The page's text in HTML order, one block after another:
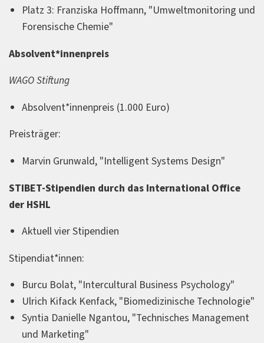
Platz 3: Franziska Hoffmann, "Umweltmonitoring und
Forensische Chemie"
Absolvent*innenpreis
WAGO Stiftung
Absolvent*innenpreis (1.000 Euro)
Preisträger:
Marvin Grunwald, "Intelligent Systems Design"
STIBET-Stipendien durch das International Office
der HSHL
Aktuell vier Stipendien
Stipendiat*innen:
Burcu Bolat, "Intercultural Business Psychology"
Ulrich Kifack Kenfack, "Biomedizinische Technologie"
Syntia Danielle Ngantou, "Technisches Management
und Marketing"